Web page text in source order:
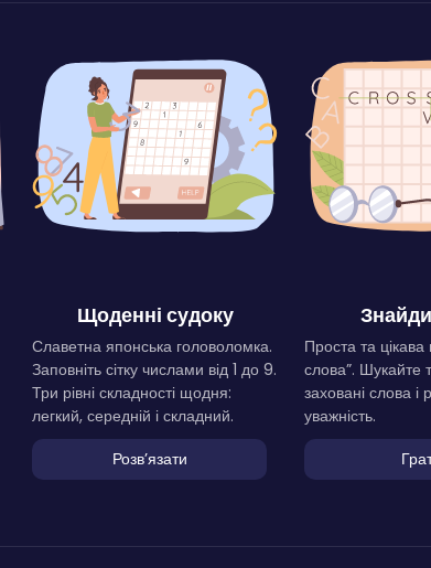
Щоденні судоку
Славетна японська головоломка.
Заповніть сітку числами від 1 до 9.
Три рівні складності щодня:
легкий, середній і складний.
Розвʼязати
Проста та цікава
слова”. Шукайте
заховані слова і
уважність.